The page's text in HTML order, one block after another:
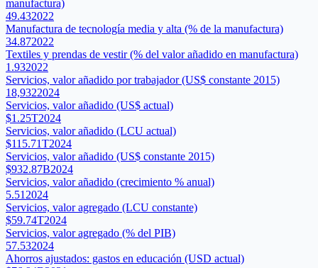
manufactura)
49.432022
Manufactura de tecnología media y alta (% de la manufactura)
34.872022
Textiles y prendas de vestir (% del valor añadido en manufactura)
1.932022
Servicios, valor añadido por trabajador (US$ constante 2015)
18,9322024
Servicios, valor añadido (US$ actual)
$1.25T2024
Servicios, valor añadido (LCU actual)
$115.71T2024
Servicios, valor añadido (US$ constante 2015)
$932.87B2024
Servicios, valor añadido (crecimiento % anual)
5.51 2024
Servicios, valor agregado (LCU constante)
$59.74T2024
Servicios, valor agregado (% del PIB)
57.532024
Ahorros ajustados: gastos en educación (USD actual)